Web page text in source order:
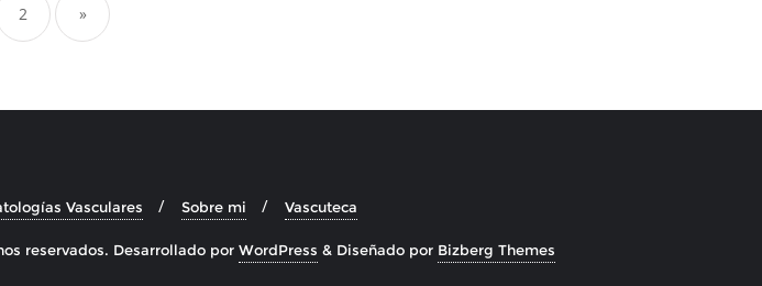
2 »
Vasculares Sobre mi Vascuteca
reservados. Desarrollado por WordPress & Diseñado por Bizberg Themes